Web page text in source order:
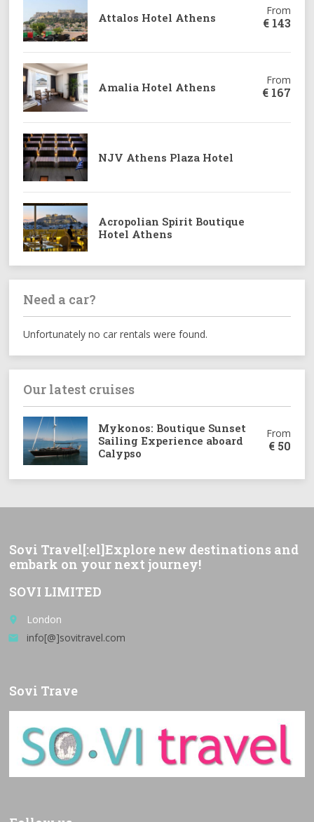
Attalos Hotel Athens
From
€ 143
Amalia Hotel Athens
From
€ 167
NJV Athens Plaza Hotel
Acropolian Spirit Boutique
Hotel Athens
Need a car?
Unfortunately no car rentals were found.
Our latest cruises
Mykonos: Boutique Sunset
Sailing Experience aboard
Calypso
From
€ 50
Sovi Travel[:el]Explore new destinations and
embark on your next journey!
SOVI LIMITED
place London
email info[@]sovitravel.com
Sovi Trave